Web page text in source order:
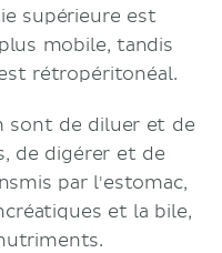
supérieure est
mobile, tandis
rétropéritonéal.
sont de diluer et de
de digérer et de
par l'estomac,
et la bile,